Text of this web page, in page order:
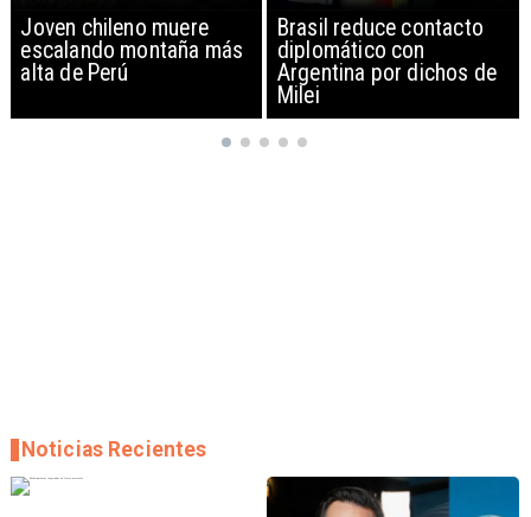
Brasil reduce contacto
diplomático con
Argentina por dichos de
China restringe
exportación de drones a
EEUU y sanciona
empresas
Noticias Recientes